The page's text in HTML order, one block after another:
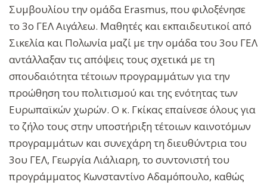
Συμβουλίου την ομάδα Erasmus, που φιλοξένησε
το 3ο ΓΕΛ Αιγάλεω. Μαθητές και εκπαιδευτικοί από
Σικελία και Πολωνία μαζί με την ομάδα του 3ου ΓΕΛ
αντάλλαξαν τις απόψεις τους σχετικά με τη
σπουδαιότητα τέτοιων προγραμμάτων για την
προώθηση του πολιτισμού και της ενότητας των
Ευρωπαϊκών χωρών. Ο κ. Γκίκας επαίνεσε όλους για
το ζήλο τους στην υποστήριξη τέτοιων καινοτόμων
προγραμμάτων και συνεχάρη τη διευθύντρια του
3ου ΓΕΛ, Γεωργία Λιάλιαρη, το συντονιστή του
προγράμματος Κωνσταντίνο Αδαμόπουλο, καθώς